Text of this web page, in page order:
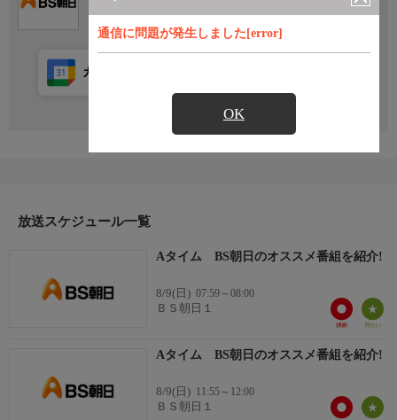
通信に問題が発生しました[error]
OK
カレンダー登録
放送スケジュール一覧
Aタイム BS朝日のオススメ番組を紹介!
8/9(日) 07:59～08:00
ＢＳ朝日１
Aタイム BS朝日のオススメ番組を紹介!
8/9(日) 11:55～12:00
ＢＳ朝日１